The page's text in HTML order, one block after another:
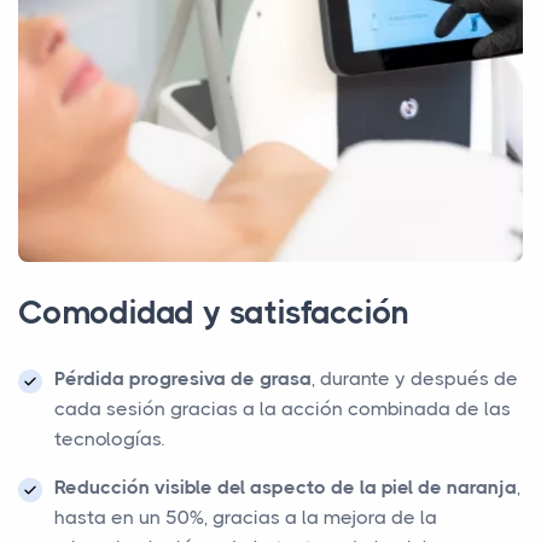
Comodidad y satisfacción
Pérdida progresiva de grasa, durante y después de
cada sesión gracias a la acción combinada de las
tecnologías.
Reducción visible del aspecto de la piel de naranja,
hasta en un 50%, gracias a la mejora de la